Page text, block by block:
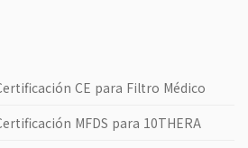
CE para Filtro Médico
MFDS para 10THERA